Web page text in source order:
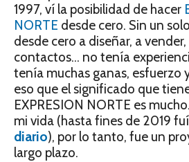
1997, ví la posibilidad de hacer
NORTE desde cero. Sin un
desde cero a diseñar, a
contactos… no tenía
tenía muchas ganas, esfuerzo
eso que el significado que
EXPRESION NORTE es
mi vida (hasta fines de 2019
diario), por lo tanto, fue un
largo plazo.